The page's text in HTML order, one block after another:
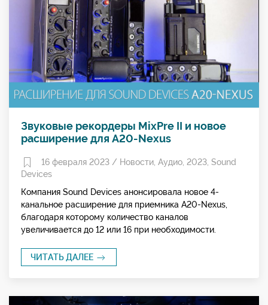
Звуковые рекордеры MixPre II и новое
расширение для A20-Nexus
16 февраля 2023 / Новости Аудио 2023 Sound
Devices
Компания Sound Devices анонсировала новое 4-
канальное расширение для приемника A20-Nexus,
благодаря которому количество каналов
увеличивается до 12 или 16 при необходимости.
ЧИТАТЬ ДАЛЕЕ